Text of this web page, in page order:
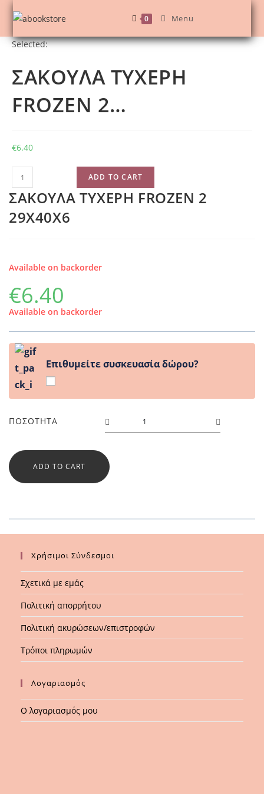
Skip
content
0 Menu
Selected:
ΣΑΚΟΥΛΑ ΤΥΧΕΡΗ
FROZEN 2…
€6.40
ΣΑΚΟΥΛΑ
ΤΥΧΕΡΗ
FROZEN
2
ADD TO CART
ΣΑΚΟΥΛΑ ΤΥΧΕΡΗ FROZEN 2
29X40X6
Available on backorder
€6.40
Available on backorder
Επιθυμείτε συσκευασία δώρου?
ΠΟΣΌΤΗΤΑ
ΣΑΚΟΥΛΑ
ΤΥΧΕΡΗ
ADD TO CART
Χρήσιμοι Σύνδεσμοι
Σχετικά με εμάς
Πολιτική απορρήτου
Πολιτική ακυρώσεων/επιστροφών
Τρόποι πληρωμών
Λογαριασμός
Ο λογαριασμός μου